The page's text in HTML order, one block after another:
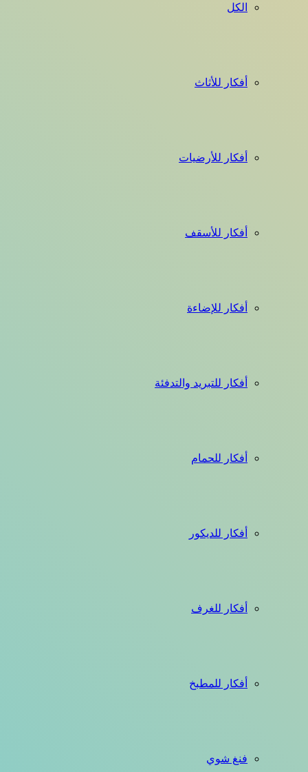
الكل
أفكار للأثاث
أفكار للأرضيات
أفكار للأسقف
أفكار للإضاءة
أفكار للتبريد والتدفئة
أفكار للحمام
أفكار للديكور
أفكار للغرف
أفكار للمطبخ
فنغ شوي